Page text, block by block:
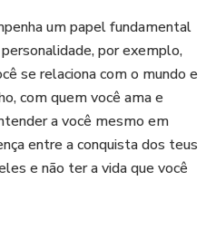
um papel fundamental
por exemplo,
se relaciona com o mundo e
com quem você ama e
a você mesmo em
entre a conquista dos teus
e não ter a vida que você